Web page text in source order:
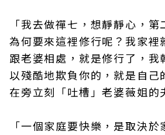
「我去做禪七，想靜靜心，
為何要來這裡修行呢？我家裡
跟老婆相處，就是修行了，我
以殘酷地欺負你的，就是自己
在旁立刻「吐槽」老婆薇姐的
「一個家庭要快樂，是取決